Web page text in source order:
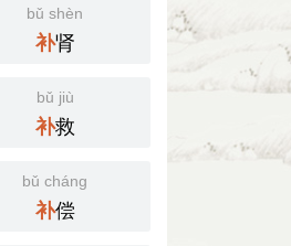
bǔ shèn
补肾
bǔ jiù
补救
bǔ cháng
补偿